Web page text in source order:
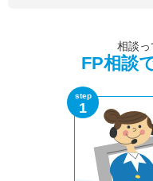
相談っ
FP相談
step
1